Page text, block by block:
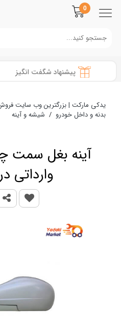
0
پیشنهاد شگفت انگیز
یدکی مارکت | بزرگترین وب سایت
بدنه و داخل خودرو / شیشه و آینه
وارداتی